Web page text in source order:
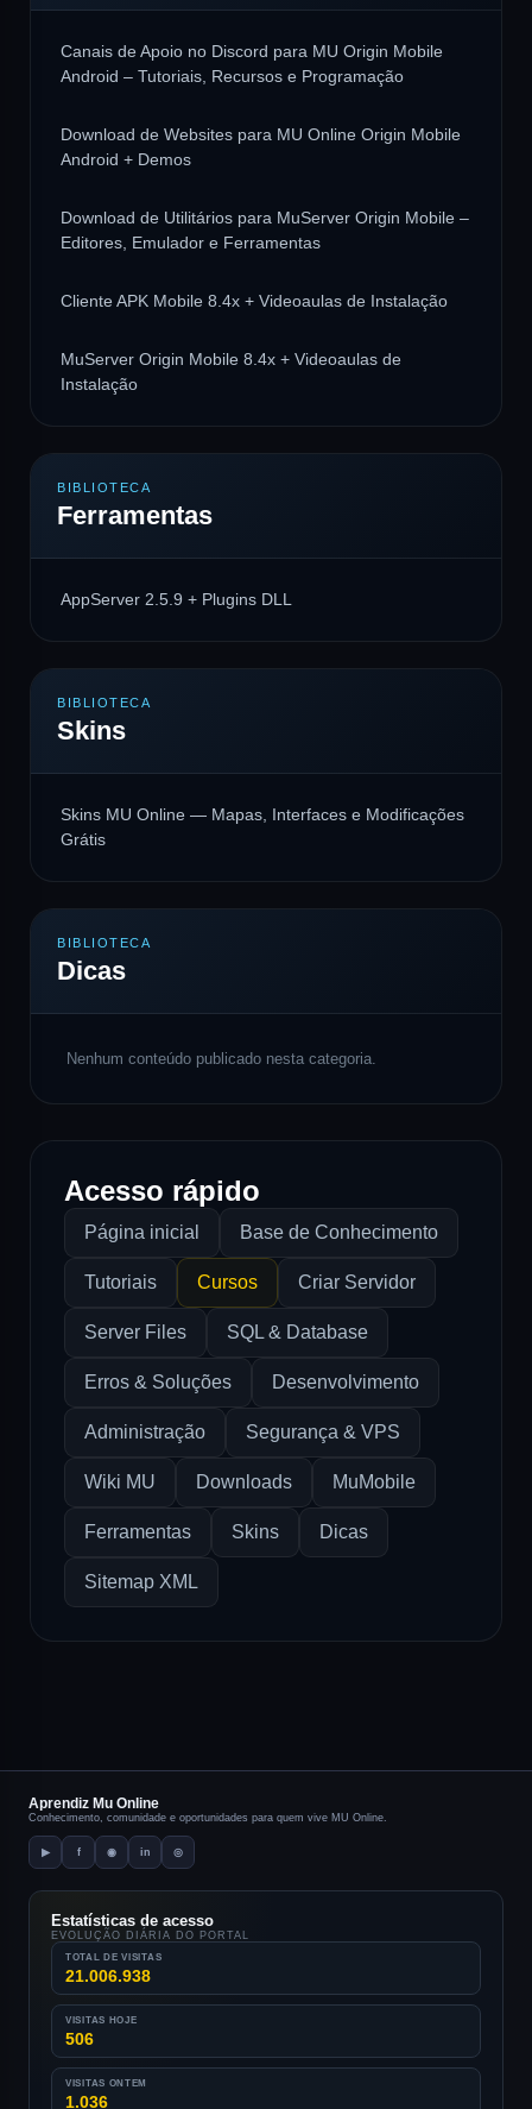
Canais de Apoio no Discord para MU Origin Mobile
Android – Tutoriais, Recursos e Programação
Download de Websites para MU Online Origin Mobile
Android + Demos
Download de Utilitários para MuServer Origin Mobile –
Editores, Emulador e Ferramentas
Cliente APK Mobile 8.4x + Videoaulas de Instalação
MuServer Origin Mobile 8.4x + Videoaulas de
Instalação
BIBLIOTECA
Ferramentas
AppServer 2.5.9 + Plugins DLL
BIBLIOTECA
Skins
Skins MU Online — Mapas, Interfaces e Modificações
Grátis
BIBLIOTECA
Dicas
Nenhum conteúdo publicado nesta categoria.
Acesso rápido
Página inicial Base de Conhecimento
Tutoriais Cursos Criar Servidor
Server Files SQL & Database
Erros & Soluções Desenvolvimento
Administração Segurança & VPS
Wiki MU Downloads MuMobile
Ferramentas Skins Dicas
Sitemap XML
Aprendiz Mu Online
Conhecimento, comunidade e oportunidades para quem vive MU Online.
▶ f ◉ in ◎
Estatísticas de acesso
EVOLUÇÃO DIÁRIA DO PORTAL
TOTAL DE VISITAS
21.006.938
VISITAS HOJE
506
VISITAS ONTEM
1.036